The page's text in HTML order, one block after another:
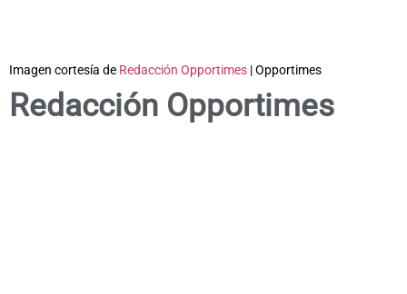
Imagen cortesía de Redacción Opportimes | Opportimes
Redacción Opportimes